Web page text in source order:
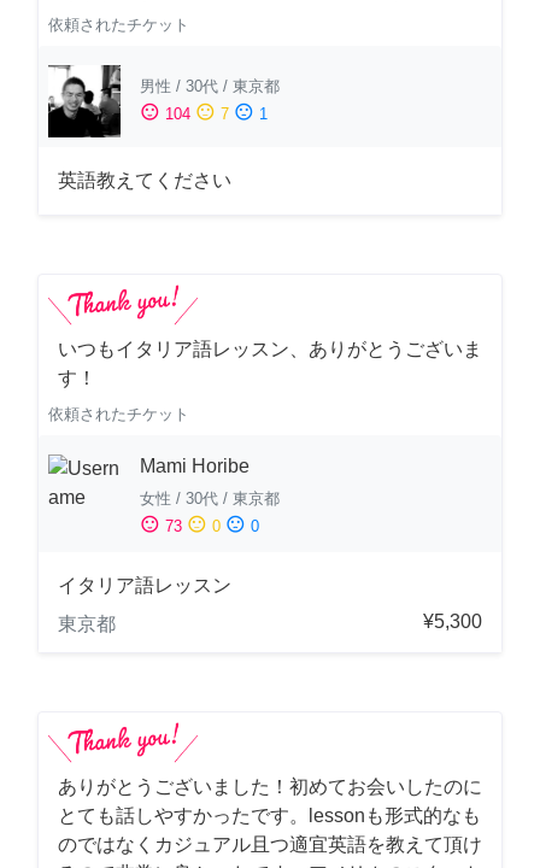
依頼されたチケット
男性 / 30代 / 東京都
sentiment_satisfied 104 sentiment_neutral 7 sentiment_dissatisfied 1
英語教えてください
いつもイタリア語レッスン、ありがとうございま
す！
依頼されたチケット
Mami Horibe
女性 / 30代 / 東京都
sentiment_satisfied 73 sentiment_neutral 0 sentiment_dissatisfied 0
イタリア語レッスン
東京都
¥5,300
ありがとうございました！初めてお会いしたのに
とても話しやすかったです。lessonも形式的なも
のではなくカジュアル且つ適宜英語を教えて頂け